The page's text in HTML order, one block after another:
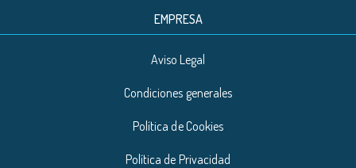
EMPRESA
Aviso Legal
Condiciones generales
Política de Cookies
Política de Privacidad